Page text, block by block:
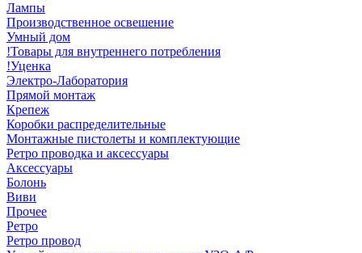
Лампы
Производственное освешение
Умный дом
!Товары для внутреннего потребления
!Уценка
Электро-Лаборатория
Прямой монтаж
Крепеж
Коробки распределительные
Монтажные пистолеты и комплектующие
Ретро проводка и аксессуары
Аксессуары
Болонь
Виви
Прочее
Ретро
Ретро провод